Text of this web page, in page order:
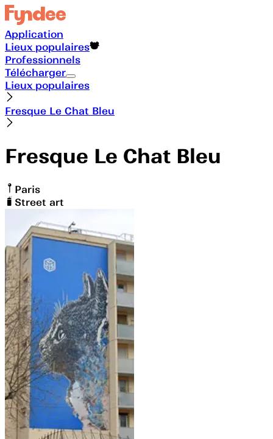
Application
Lieux populaires
Professionnels
Télécharger
Lieux populaires
Fresque Le Chat Bleu
Fresque Le Chat Bleu
Paris
Street art